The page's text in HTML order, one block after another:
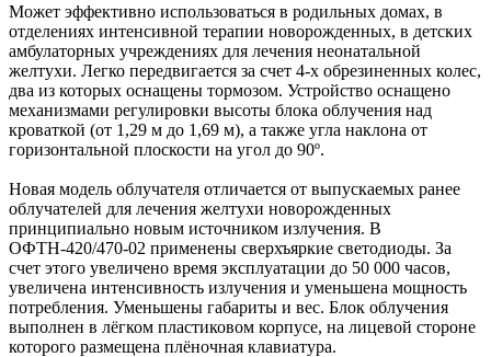
Может эффективно использоваться в родильных домах, в
отделениях интенсивной терапии новорожденных, в детских
амбулаторных учреждениях для лечения неонатальной
желтухи. Легко передвигается за счет 4-х обрезиненных колес,
два из которых оснащены тормозом. Устройство оснащено
механизмами регулировки высоты блока облучения над
кроваткой (от 1,29 м до 1,69 м), а также угла наклона от
горизонтальной плоскости на угол до 90º.
Новая модель облучателя отличается от выпускаемых ранее
облучателей для лечения желтухи новорожденных
принципиально новым источником излучения. В
ОФТН-420/470-02 применены сверхъяркие светодиоды. За
счет этого увеличено время эксплуатации до 50 000 часов,
увеличена интенсивность излучения и уменьшена мощность
потребления. Уменьшены габариты и вес. Блок облучения
выполнен в лёгком пластиковом корпусе, на лицевой стороне
которого размещена плёночная клавиатура.